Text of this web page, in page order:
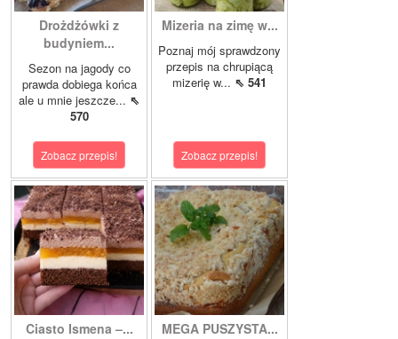
Drożdżówki z
budyniem...
Sezon na jagody co
prawda dobiega końca
ale u mnie jeszcze... ⇖
570
Zobacz przepis!
Mizeria na zimę w...
Poznaj mój sprawdzony
przepis na chrupiącą
mizerię w... ⇖ 541
Zobacz przepis!
Ciasto Ismena –... MEGA PUSZYSTA...